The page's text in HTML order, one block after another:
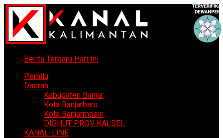
Berita Terbaru Hari Ini
Pemilu
Daerah
Kabupaten Banjar
Kota Banjarbaru
Kota Banjarmasin
DISHUT PROV KALSEL
KANAL-LINE